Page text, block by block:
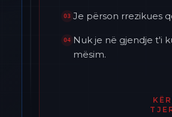
03 Je përson rrezikues
04 Nuk je në gjendje t'i
mësim.